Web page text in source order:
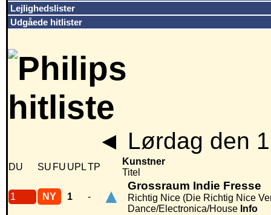
Lejlighedslister
Udgåede hitlister
◄ Lørdag den
DU SU FU UPLTP
Kunstner
Titel
1 NY 1 - ▲ Grossraum Indie Fresse
Richtig Nice (Die Richtig Nice
Dance/Electronica/House Info